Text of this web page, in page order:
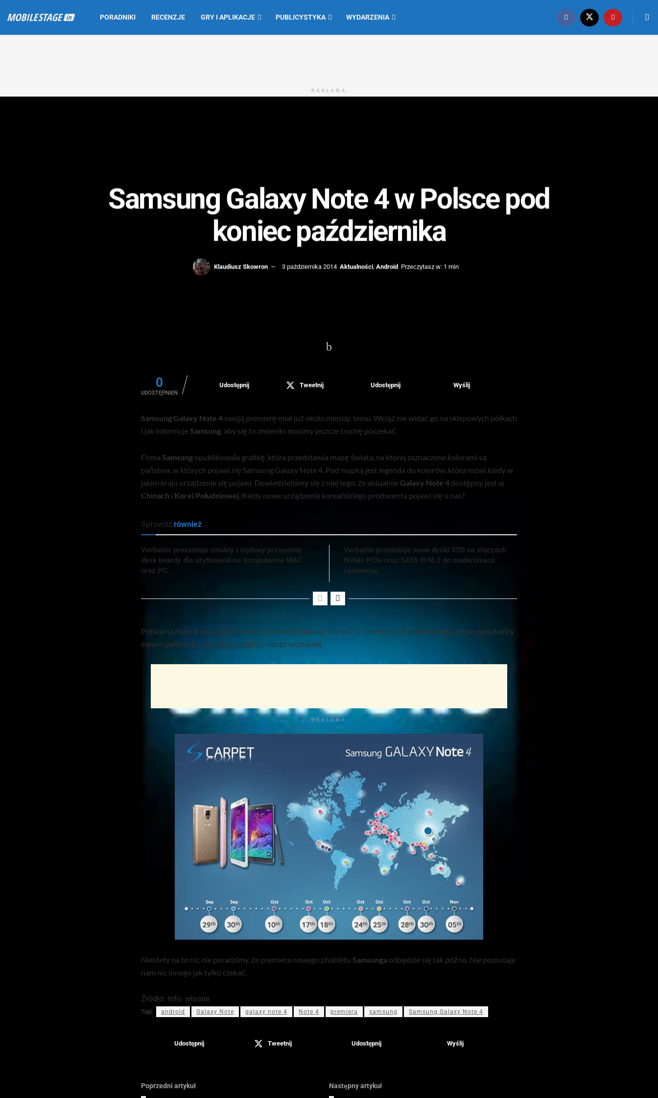
PORADNIKI RECENZJE GRY I APLIKACJE PUBLICYSTYKA WYDARZENIA
REKLAMA
Samsung Galaxy Note 4 w Polsce pod
koniec października
Klaudiusz Skowron 3 października 2014 Aktualności, Android Przeczytasz w: 1 min
0
UDOSTĘPNIEŃ
Udostępnij Tweetnij Udostępnij Wyślij
Samsung Galaxy Note 4 swoją premierę miał już około miesiąc temu. Wciąż nie widać go na sklepowych półkach
i jak informujeSamsung, aby się to zmieniło musimy jeszcze trochę poczekać.
Firma Samsung opublikowała grafikę, która przedstawia mapę świata, na której zaznaczone kolorami są
państwa, w których pojawi się Samsung Galaxy Note 4. Pod mapką jest legenda do kolorów, która mówi kiedy w
jakim kraju urządzenie się pojawi. Dowiedzieliśmy się z niej tego, że aktualnieGalaxy Note 4 dostępny jest w
Chinach i Korei Południowej. Kiedy nowe urządzenie koreańskiego producenta pojawi się u nas?
Sprawdź również
Verbatim prezentuje smukły i stylowy przenośny
dysk twardy dla użytkowników komputerów MAC
oraz PC
Verbatim prezentuje nowe dyski SSD na złączach
NVMe PCIe oraz SATA III M.2 do modernizacji
systemów
Polska na Note 4 musi poczekać jeszcze prawie miesiąc. Ma być on dostępny 24 października, gdzie mieszkańcy
innych państw Europy będą mogli go nabyć wcześniej.
REKLAMA
Niestety na to nic nie poradzimy, że premiera nowego phabletu Samsunga odbędzie się tak późno. Nie pozostaje
nam nic innego jak tylko czekać.
Źródło: info. własne
Tagi: android Galaxy Note galaxy note 4 Note 4 premiera samsung Samsung Galaxy Note 4
Udostępnij Tweetnij Udostępnij Wyślij
Poprzedni artykuł Następny artykuł